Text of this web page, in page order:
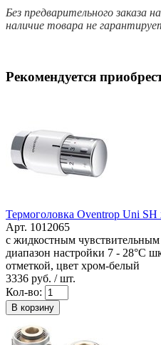
Без предварительного заказа
наличие товара не
Рекомендуется
Термоголовка Oventrop Uni
Арт. 1012065
с жидкостным
диапазон настройки 7 - 28°C
отметкой, цвет хром-белый
3336 руб. / шт.
Кол-во:
В корзину